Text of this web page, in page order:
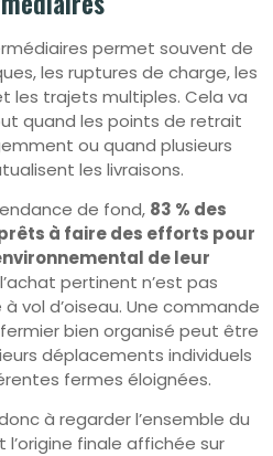
permet souvent de
les ruptures de charge, les
les trajets multiples. Cela va
quand les points de retrait
ou quand plusieurs
les livraisons.
de fond, 83 % des
à faire des efforts pour
de leur
pertinent n’est pas
vol d’oiseau. Une commande
bien organisé peut être
déplacements individuels
fermes éloignées.
à regarder l’ensemble du
finale affichée sur